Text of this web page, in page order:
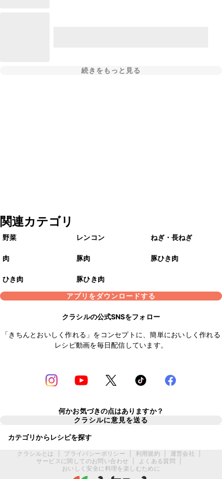
続きをもっと見る
関連カテゴリ
野菜 レンコン ねぎ・長ねぎ
肉 豚肉 豚ひき肉
ひき肉
豚ひき肉
アプリをダウンロードする
クラシルの公式SNSをフォロー
「きちんとおいしく作れる」をコンセプトに、簡単においしく作れる
レシピ動画を毎日配信しています。
何かお気づきの点はありますか？
クラシルに意見を送る
カテゴリからレシピを探す
クラシルとは プライバシーポリシー 利用規約 運営会社
サービスに関してのお問い合わせ
よくある質問
おいしく安全に料理を楽しむために